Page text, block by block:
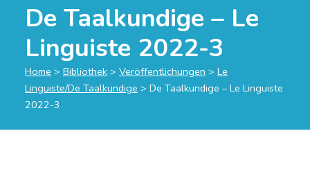
De Taalkundige – Le
Linguiste 2022-3
Home > Bibliothek > Veröffentlichungen > Le
Linguiste/De Taalkundige > De Taalkundige – Le Linguiste
2022-3